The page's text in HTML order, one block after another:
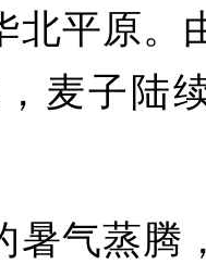
平原。
麦子陆
气蒸腾